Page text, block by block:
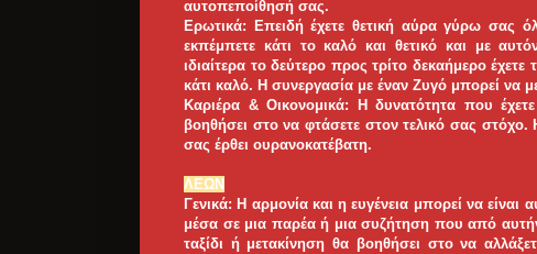
αυτοπεποίθησή σας.
Ερωτικά: Επειδή έχετε θετική αύρα γύρω σας
εκπέμπετε κάτι το καλό και θετικό και με
ιδιαίτερα το δεύτερο προς τρίτο δεκαήμερο
κάτι καλό. Η συνεργασία με έναν Ζυγό μπορεί να
Καριέρα & Οικονομικά: Η δυνατότητα που
βοηθήσει στο να φτάσετε στον τελικό σας
σας έρθει ουρανοκατέβατη.
ΛΕΩΝ
Γενικά: Η αρμονία και η ευγένεια μπορεί να
μέσα σε μια παρέα ή μια συζήτηση που από
ταξίδι ή μετακίνηση θα βοηθήσει στο να